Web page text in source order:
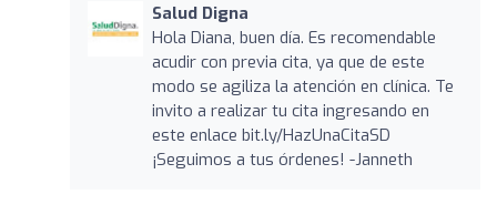
Salud Digna
Hola Diana, buen día. Es recomendable
acudir con previa cita, ya que de este
modo se agiliza la atención en clínica. Te
invito a realizar tu cita ingresando en
este enlace bit.ly/HazUnaCitaSD
¡Seguimos a tus órdenes! -Janneth